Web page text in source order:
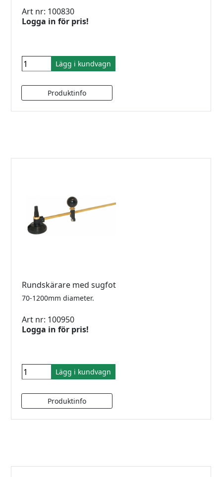
Art nr: 100830
Logga in för pris!
Lägg i kundvagn
Rundskärare med sugfot
70-1200mm diameter.
Art nr: 100950
Logga in för pris!
Lägg i kundvagn